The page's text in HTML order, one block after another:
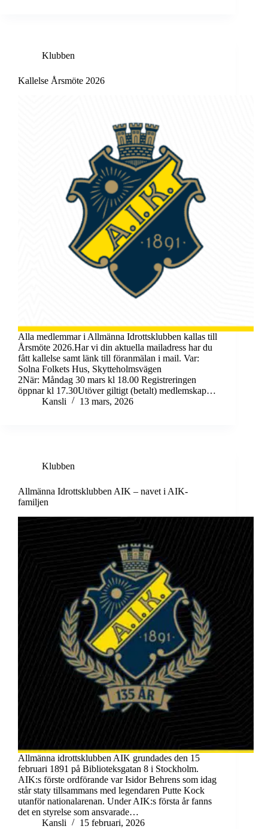
Klubben
Kallelse Årsmöte 2026
Alla medlemmar i Allmänna Idrottsklubben kallas till
Årsmöte 2026.Har vi din aktuella mailadress har du
fått kallelse samt länk till föranmälan i mail. Var:
Solna Folkets Hus, Skytteholmsvägen
2När: Måndag 30 mars kl 18.00 Registreringen
öppnar kl 17.30Utöver giltigt (betalt) medlemskap…
Kansli
13 mars, 2026
Klubben
Allmänna Idrottsklubben AIK – navet i AIK-
familjen
Allmänna idrottsklubben AIK grundades den 15
februari 1891 på Biblioteksgatan 8 i Stockholm.
AIK:s förste ordförande var Isidor Behrens som idag
står staty tillsammans med legendaren Putte Kock
utanför nationalarenan. Under AIK:s första år fanns
det en styrelse som ansvarade…
Kansli
15 februari, 2026